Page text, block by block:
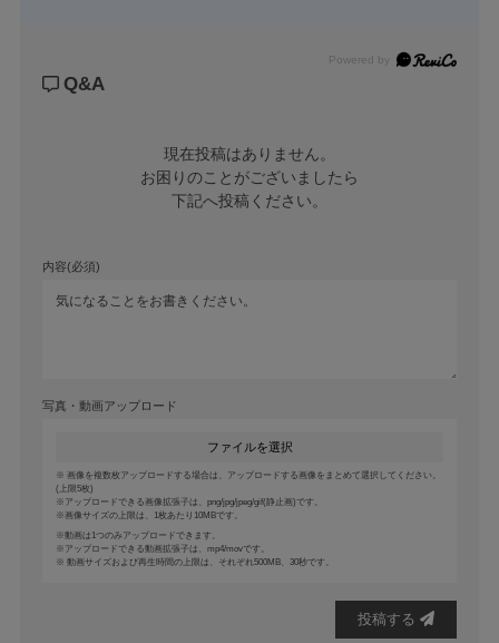
Powered by
Q&A
現在投稿はありません。
お困りのことがございましたら
下記へ投稿ください。
内容(必須)
写真・動画アップロード
ファイルを選択
画像を複数枚アップロードする場合は、アップロードする画像をまとめて選択してください。
(上限5枚)
アップロードできる画像拡張子は、png/jpg/jpeg/gif(静止画)です。
画像サイズの上限は、1枚あたり10MBです。
動画は1つのみアップロードできます。
アップロードできる動画拡張子は、mp4/movです。
動画サイズおよび再生時間の上限は、それぞれ500MB、30秒です。
投稿する